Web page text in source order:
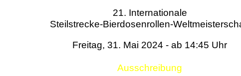
21. Internationale
Steilstrecke-Bierdosenrollen-
Freitag, 31. Mai 2024 - ab 14:45 Uhr
Ausschreibung